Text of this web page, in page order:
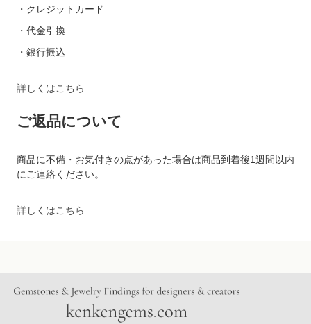
・クレジットカード
・代金引換
・銀行振込
詳しくはこちら
ご返品について
商品に不備・お気付きの点があった場合は商品到着後1週間以内
にご連絡ください。
詳しくはこちら